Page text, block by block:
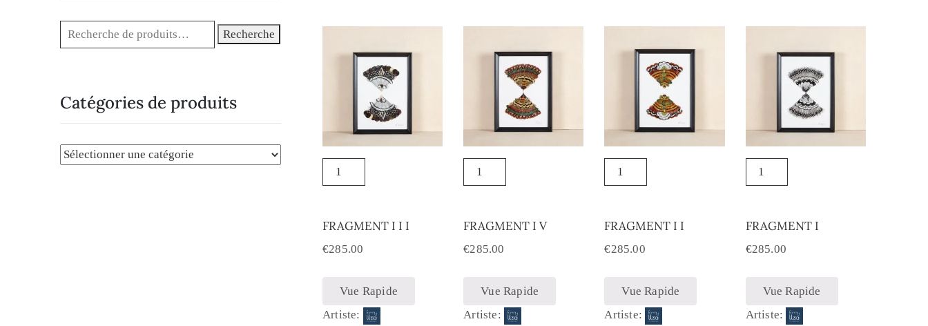
FRAGMENT I I I
€285.00
Vue Rapide
Artiste:
FRAGMENT I V
€285.00
Vue Rapide
Artiste:
FRAGMENT I I
€285.00
Vue Rapide
Artiste:
FRAGMENT I
€285.00
Vue Rapide
Artiste:
Recherche
Catégories de produits